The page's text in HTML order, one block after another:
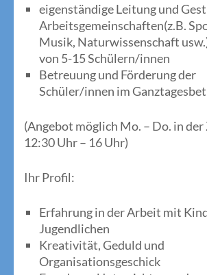
eigenständige Leitung und
Arbeitsgemeinschaften(z.B.
Musik, Naturwissenschaft
von 5-15 Schülern/innen
Betreuung und Förderung der
Schüler/innen im
(Angebot möglich Mo. – Do. in
12:30 Uhr – 16 Uhr)
Ihr Profil:
Erfahrung in der Arbeit mit
Jugendlichen
Kreativität, Geduld und
Organisationsgeschick